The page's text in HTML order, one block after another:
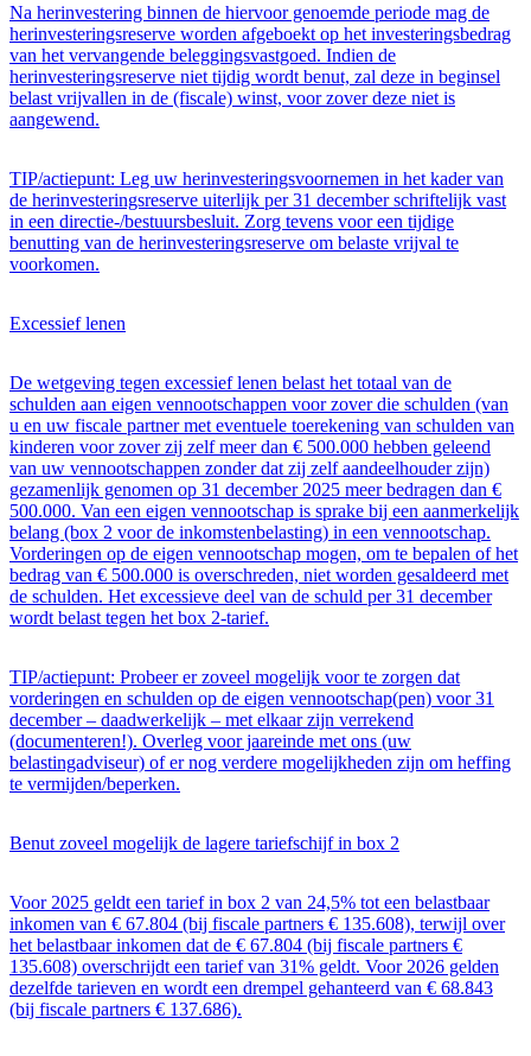
Na herinvestering binnen de hiervoor genoemde periode mag de
herinvesteringsreserve worden afgeboekt op het investeringsbedrag
van het vervangende beleggingsvastgoed. Indien de
herinvesteringsreserve niet tijdig wordt benut, zal deze in beginsel
belast vrijvallen in de (fiscale) winst, voor zover deze niet is
aangewend.
TIP/actiepunt: Leg uw herinvesteringsvoornemen in het kader van
de herinvesteringsreserve uiterlijk per 31 december schriftelijk vast
in een directie-/bestuursbesluit. Zorg tevens voor een tijdige
benutting van de herinvesteringsreserve om belaste vrijval te
voorkomen.
Excessief lenen
De wetgeving tegen excessief lenen belast het totaal van de
schulden aan eigen vennootschappen voor zover die schulden (van
u en uw fiscale partner met eventuele toerekening van schulden van
kinderen voor zover zij zelf meer dan € 500.000 hebben geleend
van uw vennootschappen zonder dat zij zelf aandeelhouder zijn)
gezamenlijk genomen op 31 december 2025 meer bedragen dan €
500.000. Van een eigen vennootschap is sprake bij een aanmerkelijk
belang (box 2 voor de inkomstenbelasting) in een vennootschap.
Vorderingen op de eigen vennootschap mogen, om te bepalen of het
bedrag van € 500.000 is overschreden, niet worden gesaldeerd met
de schulden. Het excessieve deel van de schuld per 31 december
wordt belast tegen het box 2-tarief.
TIP/actiepunt: Probeer er zoveel mogelijk voor te zorgen dat
vorderingen en schulden op de eigen vennootschap(pen) voor 31
december – daadwerkelijk – met elkaar zijn verrekend
(documenteren!). Overleg voor jaareinde met ons (uw
belastingadviseur) of er nog verdere mogelijkheden zijn om heffing
te vermijden/beperken.
Benut zoveel mogelijk de lagere tariefschijf in box 2
Voor 2025 geldt een tarief in box 2 van 24,5% tot een belastbaar
inkomen van € 67.804 (bij fiscale partners € 135.608), terwijl over
het belastbaar inkomen dat de € 67.804 (bij fiscale partners €
135.608) overschrijdt een tarief van 31% geldt. Voor 2026 gelden
dezelfde tarieven en wordt een drempel gehanteerd van € 68.843
(bij fiscale partners € 137.686).